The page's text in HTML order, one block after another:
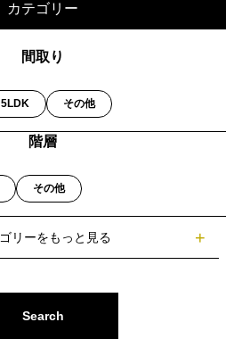
カテゴリー
間取り
5LDK その他
階層
その他
Search